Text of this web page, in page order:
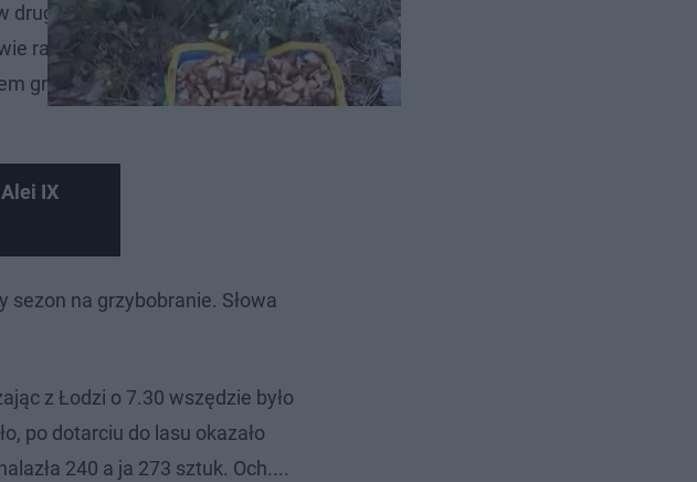
drugiej połowie września
radomskim, położonym blisko
grzybiarzy z różnych części
IX
sezon na grzybobranie. Słowa
z Łodzi o 7.30 wszędzie było
po dotarciu do lasu okazało
240 a ja 273 sztuk. Och....